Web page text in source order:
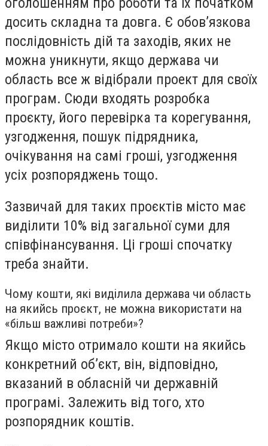
досить складна та довга. Є обов’язкова
послідовність дій та заходів, яких не
можна уникнути, якщо держава чи
область все ж відібрали проект для своїх
програм. Сюди входять розробка
проєкту, його перевірка та корегування,
узгодження, пошук підрядника,
очікування на самі гроші, узгодження
усіх розпоряджень тощо.
Зазвичай для таких проєктів місто має
виділити 10% від загальної суми для
співфінансування. Ці гроші спочатку
треба знайти.
Чому кошти, які виділила держава чи область
на якийсь проєкт, не можна використати на
«більш важливі потреби»?
Якщо місто отримало кошти на якийсь
конкретний об’єкт, він, відповідно,
вказаний в обласній чи державній
програмі. Залежить від того, хто
розпорядник коштів.